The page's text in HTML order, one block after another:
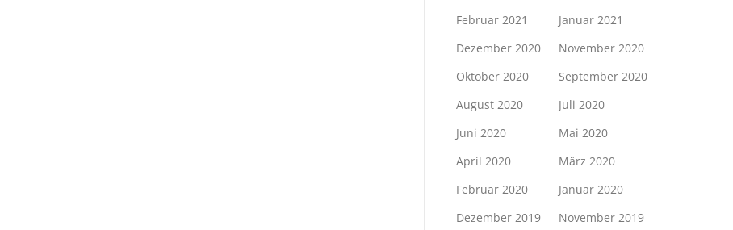
Februar 2021
Januar 2021
Dezember 2020
November 2020
Oktober 2020
September 2020
August 2020
Juli 2020
Juni 2020
Mai 2020
April 2020
März 2020
Februar 2020
Januar 2020
Dezember 2019
November 2019